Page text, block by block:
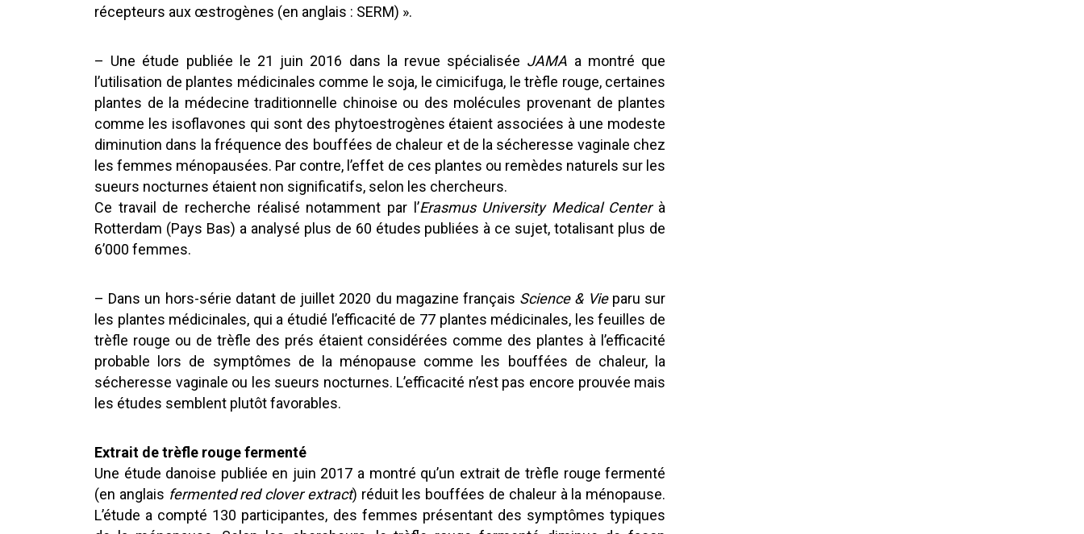
récepteurs aux œstrogènes (en anglais : SERM) ».
– Une étude publiée le 21 juin 2016 dans la revue spécialisée JAMA a montré que
l’utilisation de plantes médicinales comme le soja, le cimicifuga, le trèfle rouge, certaines
plantes de la médecine traditionnelle chinoise ou des molécules provenant de plantes
comme les isoflavones qui sont des phytoestrogènes étaient associées à une modeste
diminution dans la fréquence des bouffées de chaleur et de la sécheresse vaginale chez
les femmes ménopausées. Par contre, l’effet de ces plantes ou remèdes naturels sur les
sueurs nocturnes étaient non significatifs, selon les chercheurs.
Ce travail de recherche réalisé notamment par l’Erasmus University Medical Center à
Rotterdam (Pays Bas) a analysé plus de 60 études publiées à ce sujet, totalisant plus de
6’000 femmes.
– Dans un hors-série datant de juillet 2020 du magazine français Science & Vieparu sur
les plantes médicinales, qui a étudié l’efficacité de 77 plantes médicinales, les feuilles de
trèfle rouge ou de trèfle des prés étaient considérées comme des plantes à l’efficacité
probable lors de symptômes de la ménopause comme les bouffées de chaleur, la
sécheresse vaginale ou les sueurs nocturnes. L’efficacité n’est pas encore prouvée mais
les études semblent plutôt favorables.
Extrait de trèfle rouge fermenté
Une étude danoise publiée en juin 2017 a montré qu’un extrait de trèfle rouge fermenté
(en anglais fermented red clover extract) réduit les bouffées de chaleur à la ménopause.
L’étude a compté 130 participantes, des femmes présentant des symptômes typiques